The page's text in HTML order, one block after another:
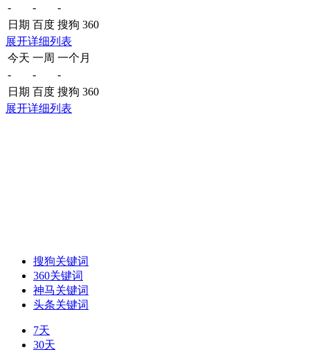
-
-
-
日期 百度 搜狗 360
展开详细列表
今天 一周 一个月
-
-
-
日期 百度 搜狗 360
展开详细列表
搜狗关键词
360关键词
神马关键词
头条关键词
7天
30天